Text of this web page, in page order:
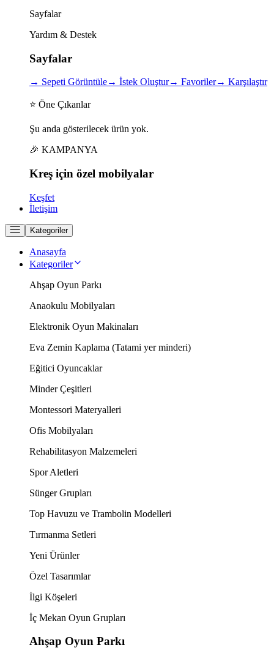
Sayfalar
Yardım & Destek
Sayfalar
→ Sepeti Görüntüle→ İstek Oluştur→ Favoriler→ Karşılaştır
⭐ Öne Çıkanlar
Şu anda gösterilecek ürün yok.
🎉 KAMPANYA
Kreş için özel mobilyalar
Keşfet
İletişim
Kategoriler
Anasayfa
Kategoriler
Ahşap Oyun Parkı
Anaokulu Mobilyaları
Elektronik Oyun Makinaları
Eva Zemin Kaplama (Tatami yer minderi)
Eğitici Oyuncaklar
Minder Çeşitleri
Montessori Materyalleri
Ofis Mobilyaları
Rehabilitasyon Malzemeleri
Spor Aletleri
Sünger Grupları
Top Havuzu ve Trambolin Modelleri
Tırmanma Setleri
Yeni Ürünler
Özel Tasarımlar
İlgi Köşeleri
İç Mekan Oyun Grupları
Ahşap Oyun Parkı